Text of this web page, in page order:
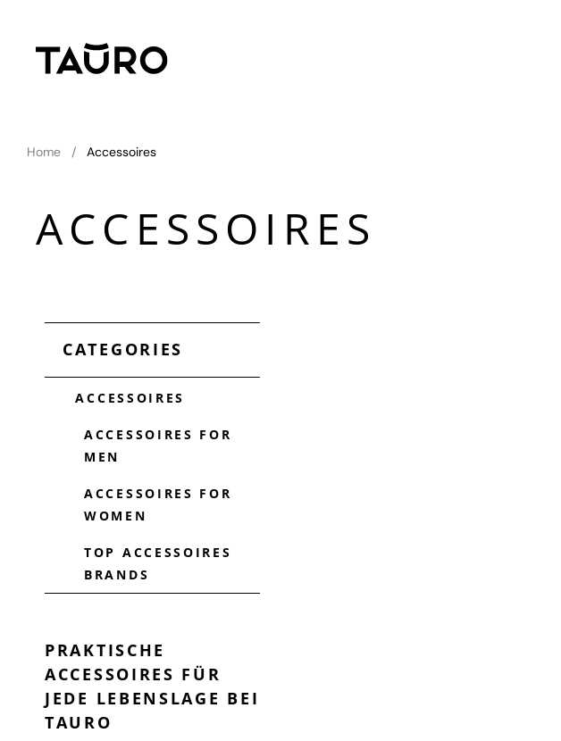
Home Accessoires
ACCESSOIRES
CATEGORIES
ACCESSOIRES
ACCESSOIRES FOR
MEN
ACCESSOIRES FOR
WOMEN
TOP ACCESSOIRES
BRANDS
PRAKTISCHE
ACCESSOIRES FÜR
JEDE LEBENSLAGE BEI
TAURO